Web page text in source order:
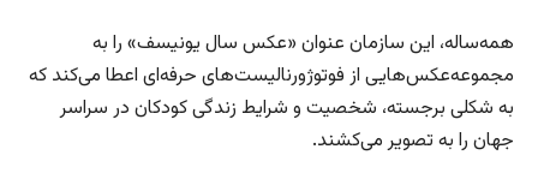
همه‌ساله، این سازمان عنوان «عکس سال یونیسف» را به
مجموعه‌عکس‌هایی از فوتوژورنالیست‌های حرفه‌ای اعطا می‌کند که
به شکلی برجسته، شخصیت و شرایط زندگی کودکان در سراسر
جهان را به تصویر می‌کشند.